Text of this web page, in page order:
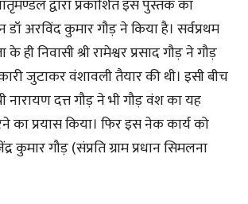
द्वारा प्रकाशित इस पुस्तक का
अरविंद कुमार गौड़ ने किया है। सर्वप्रथम
ही निवासी श्री रामेश्वर प्रसाद गौड़ ने गौड़
जुटाकर वंशावली तैयार की थी। इसी बीच
नारायण दत्त गौड़ ने भी गौड़ वंश का यह
का प्रयास किया। फिर इस नेक कार्य को
कुमार गौड़ (संप्रति ग्राम प्रधान सिमलना